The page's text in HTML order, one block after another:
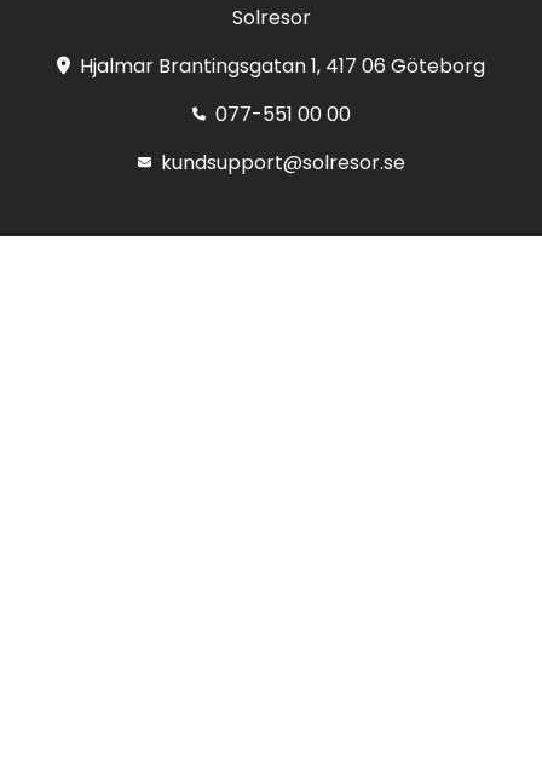
Solresor
Hjalmar Brantingsgatan 1, 417 06 Göteborg
077-551 00 00
kundsupport@solresor.se